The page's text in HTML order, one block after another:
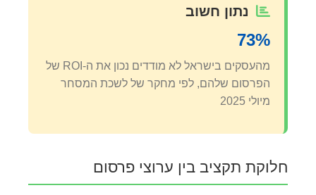
נתון חשוב
73%
מהעסקים בישראל לא מודדים נכון את ה-ROI של
הפרסום שלהם, לפי מחקר של לשכת המסחר
מיולי 2025
חלוקת תקציב בין ערוצי פרסום